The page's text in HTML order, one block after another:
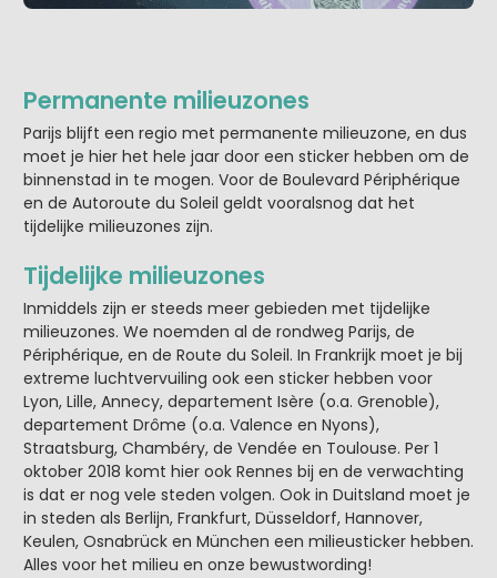
Permanente milieuzones
Parijs blijft een regio met permanente milieuzone, en dus
moet je hier het hele jaar door een sticker hebben om de
binnenstad in te mogen. Voor de Boulevard Périphérique
en de Autoroute du Soleil geldt vooralsnog dat het
tijdelijke milieuzones zijn.
Tijdelijke milieuzones
Inmiddels zijn er steeds meer gebieden met tijdelijke
milieuzones. We noemden al de rondweg Parijs, de
Périphérique, en de Route du Soleil. In Frankrijk moet je bij
extreme luchtvervuiling ook een sticker hebben voor
Lyon, Lille, Annecy, departement Isère (o.a. Grenoble),
departement Drôme (o.a. Valence en Nyons),
Straatsburg, Chambéry, de Vendée en Toulouse. Per 1
oktober 2018 komt hier ook Rennes bij en de verwachting
is dat er nog vele steden volgen. Ook in Duitsland moet je
in steden als Berlijn, Frankfurt, Düsseldorf, Hannover,
Keulen, Osnabrück en München een milieusticker hebben.
Alles voor het milieu en onze bewustwording!